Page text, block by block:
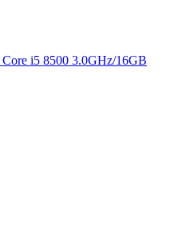
Core i5 8500 3.0GHz/16GB